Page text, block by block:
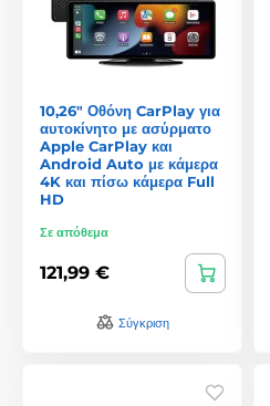
10,26" Οθόνη CarPlay για
αυτοκίνητο με ασύρματο
Apple CarPlay και
Android Auto με κάμερα
4K και πίσω κάμερα Full
HD
Σε απόθεμα
121,99 €
Σύγκριση